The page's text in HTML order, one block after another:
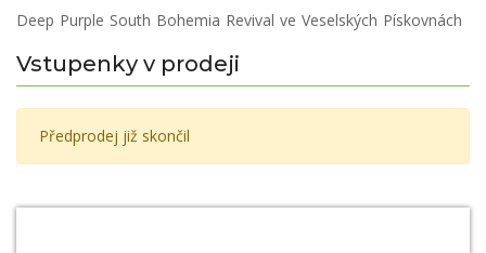
Deep Purple South Bohemia Revival ve Veselských Pískovnách
Vstupenky v prodeji
Předprodej již skončil